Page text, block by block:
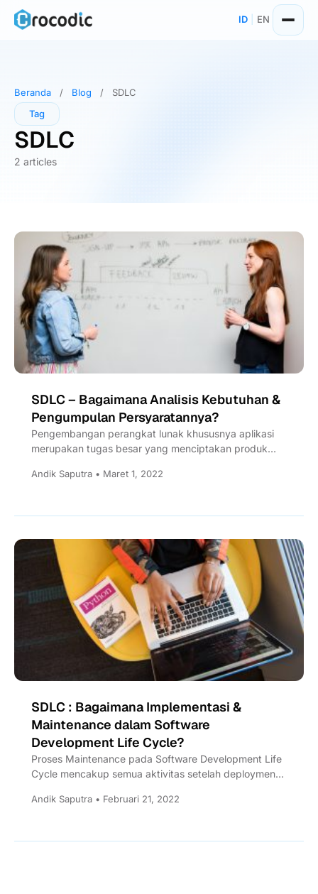
Skip
ID EN
Beranda / Blog /
SDLC
Tag
SDLC
2 articles
SDLC – Bagaimana Analisis Kebutuhan &
Pengumpulan Persyaratannya?
Pengembangan perangkat lunak khususnya aplikasi
merupakan tugas besar yang menciptakan produk
mengatasi...
Andik Saputra • Maret 1, 2022
SDLC : Bagaimana Implementasi &
Maintenance dalam Software
Development Life Cycle?
Proses Maintenance pada Software Development Life
Cycle mencakup semua aktivitas setelah deployment
Andik Saputra • Februari 21, 2022